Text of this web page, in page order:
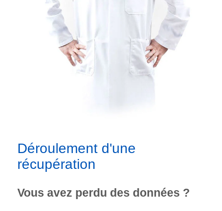
Déroulement d'une
récupération
Vous avez perdu des données ?